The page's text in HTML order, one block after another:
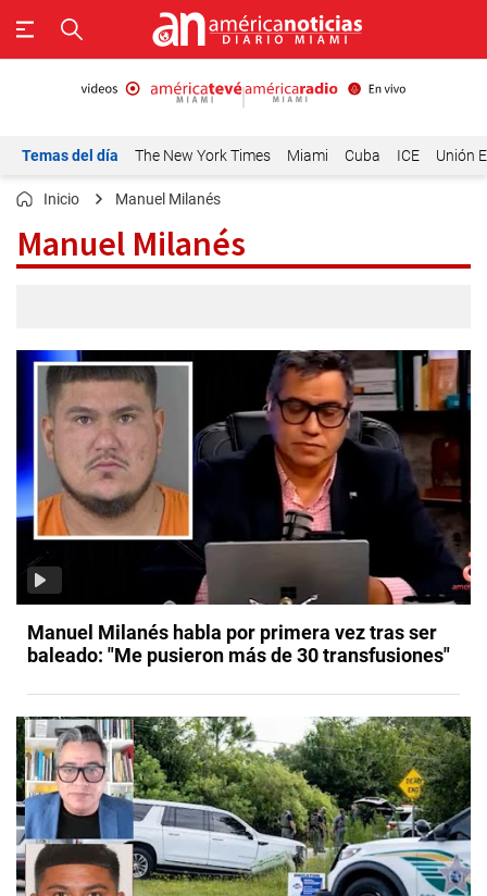
Temas del día The New York Times Miami Cuba ICE Unión
Inicio Manuel Milanés
Manuel Milanés
Manuel Milanés habla por primera vez tras ser
baleado: "Me pusieron más de 30 transfusiones"